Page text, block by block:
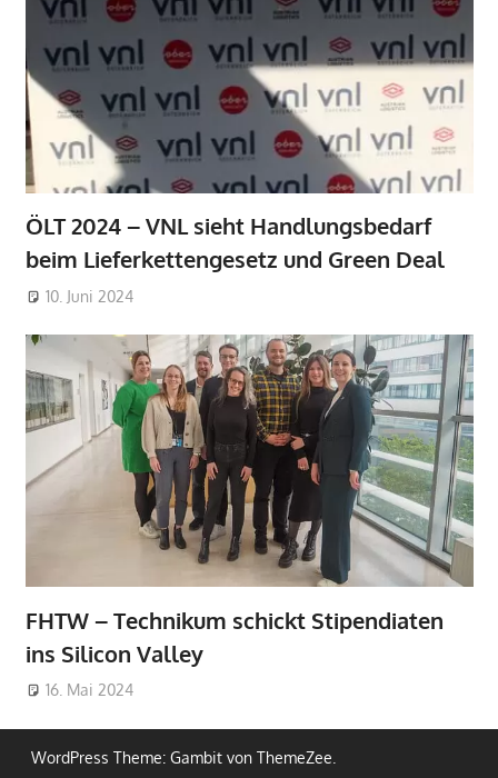
ÖLT 2024 – VNL sieht Handlungsbedarf
beim Lieferkettengesetz und Green Deal
10. Juni 2024
FHTW – Technikum schickt Stipendiaten
ins Silicon Valley
16. Mai 2024
WordPress Theme: Gambit von ThemeZee.